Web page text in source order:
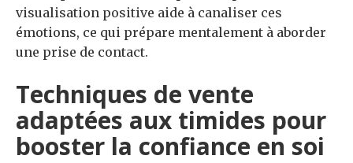
visualisation positive aide à canaliser ces
émotions, ce qui prépare mentalement à aborder
une prise de contact.
Techniques de vente
adaptées aux timides pour
booster la confiance en soi